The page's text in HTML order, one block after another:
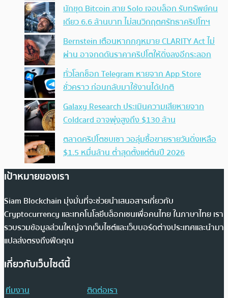
นักขุด Bitcoin สาย Solo เจอบล็อก รับทรัพย์คน
เดียว 6.6 ล้านบาท ไม่สนวิกฤตศรัทธาคริปโทฯ
Bernstein เตือนหากกฎหมาย CLARITY Act ไม่
ผ่าน อาจกดดันราคาคริปโตให้ดิ่งลงอีกระลอก
ทั่วโลกช็อก Telegram หายจาก App Store
ชั่วคราว ก่อนกลับมาใช้งานได้ปกติ
Galaxy Research ประเมินความเสียหายจาก
Coldcard อาจพุ่งสูงถึง $130 ล้าน
ตลาดคริปโตซบเซา วอลุ่มซื้อขายรายวันดิ่งเหลือ
$1.5 หมื่นล้าน ต่ำสุดตั้งแต่ต้นปี 2026
เป้าหมายของเรา
Siam Blockchain มุ่งมั่นที่จะช่วยนำเสนอสารเกี่ยวกับ
Cryptocurrency และเทคโนโลยีบล็อกเชนเพื่อคนไทย ในภาษาไทย เรา
รวบรวมข้อมูลส่วนใหญ่จากเว็บไซต์และเว็บบอร์ดต่างประเทศและนำมา
แปลส่งตรงถึงฟีดคุณ
เกี่ยวกับเว็บไซต์นี้
ทีมงาน
ติดต่อเรา